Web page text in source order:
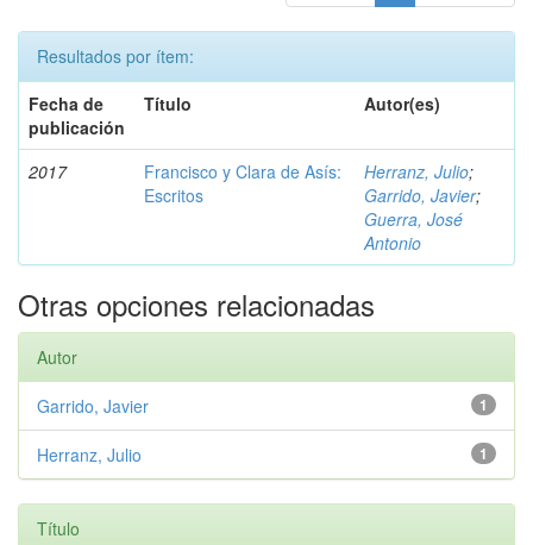
Resultados por ítem:
Fecha de
publicación
Título Autor(es)
2017
Francisco y Clara de Asís:
Escritos
Herranz, Julio;
Garrido, Javier;
Guerra, José
Antonio
Otras opciones relacionadas
Autor
1
Garrido, Javier
1
Herranz, Julio
Título